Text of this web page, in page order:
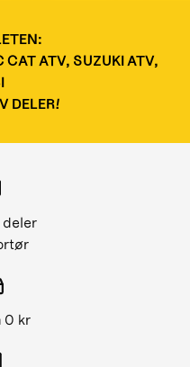
CAT ATV, SUZUKI ATV,
DELER!
deler
0 kr